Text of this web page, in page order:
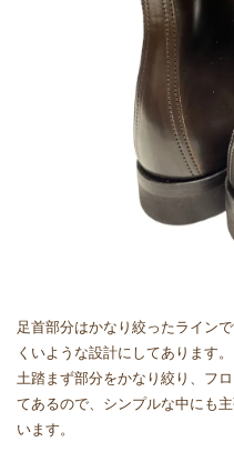
足首部分はかなり絞ったライン
くいような設計にしてあります。
土踏まず部分をかなり絞り、フ
てあるので、シンプルな中にも
います。